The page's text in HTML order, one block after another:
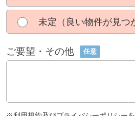
未定（良い物件が見つ
ご要望・その他 任意